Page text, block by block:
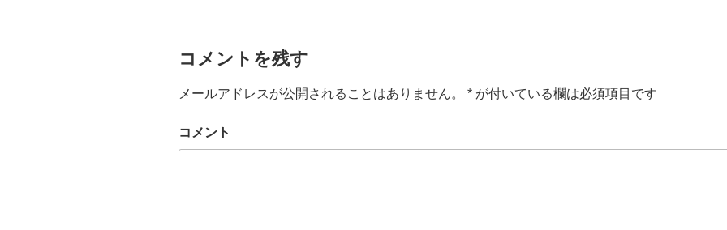
コメントを残す
メールアドレスが公開されることはありません。 * が付いている欄は必須項目です
コメント